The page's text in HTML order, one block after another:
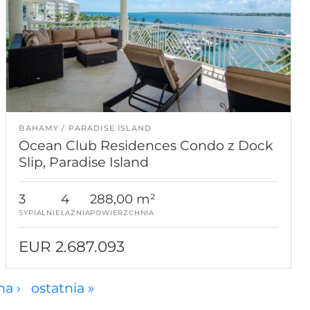
BAHAMY PARADISE ISLAND
Ocean Club Residences Condo z Dock
Slip, Paradise Island
3
SYPIALNIE
4
ŁAŹNIA
288,00 m²
POWIERZCHNIA
EUR 2.687.093
› ostatnia »